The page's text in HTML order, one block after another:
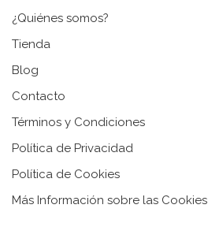
¿Quiénes somos?
Tienda
Blog
Contacto
Términos y Condiciones
Política de Privacidad
Política de Cookies
Más Información sobre las Cookies